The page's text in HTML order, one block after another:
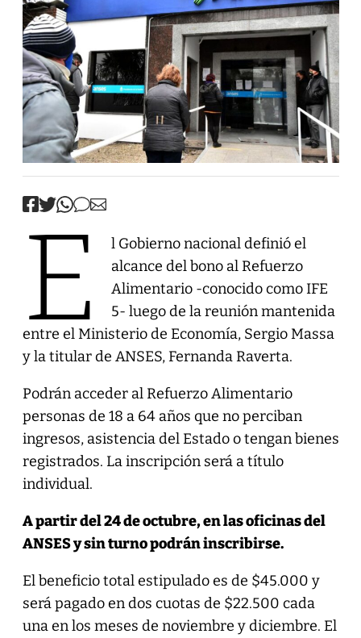
E
l Gobierno nacional definió el
alcance del bono al Refuerzo
Alimentario -conocido como IFE
5- luego de la reunión mantenida
entre el Ministerio de Economía, Sergio Massa
y la titular de ANSES, Fernanda Raverta.
Podrán acceder al Refuerzo Alimentario
personas de 18 a 64 años que no perciban
ingresos, asistencia del Estado o tengan bienes
registrados. La inscripción será a título
individual.
A partir del 24 de octubre, en las oficinas del
ANSES y sin turno podrán inscribirse.
El beneficio total estipulado es de $45.000 y
será pagado en dos cuotas de $22.500 cada
una en los meses de noviembre y diciembre. El